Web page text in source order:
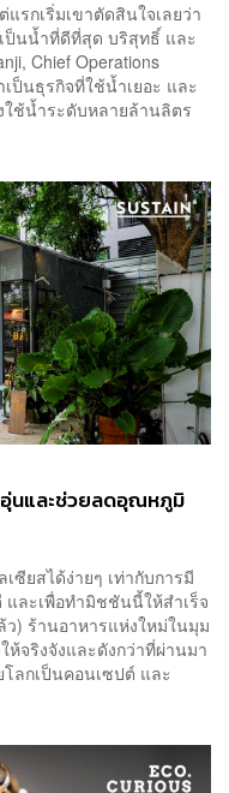
รกเริ่มเขาตัดสินใจเลยว่า
ป็นน้ำที่ดีที่สุด บริสุทธิ์ และ
Chief Operations
นธุรกิจที่ใช้น้ำเยอะ และ
ใช้น้ำระดับหลายล้านลิตร
อุ่นและช่วยลดอุณหภูมิ
ซียสได้ง่ายๆ เท่ากับการมี
ละเพื่อทำมิชชันนี้ให้สำเร็จ
) ร้านอาหารแห่งใหม่ในมุม
ห้จริงจังและดังกว่าที่ผ่านมา
ลกเป็นคอนเซปต์ และ